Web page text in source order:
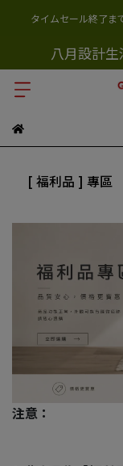
タイムセール終了ま
八月設計
[ 福利品 ] 專區
注意：